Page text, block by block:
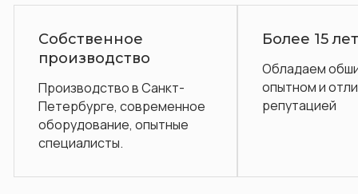
Санкт-
опытные
Более 15 лет на рынке
Обладаем обширным
опытном и отличной
репутацией